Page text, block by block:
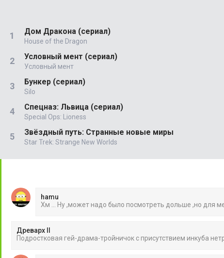
Дом Дракона (сериал)
House of the Dragon
Условный мент (сериал)
Условный мент
Бункер (сериал)
Silo
Спецназ: Львица (сериал)
Special Ops: Lioness
Звёздный путь: Странные новые миры
Star Trek: Strange New Worlds
hamu
Хм ... Ну ,может надо было посмотреть дольше ,но для
Древарх II
Подростковая гей-драма-тройничок с присутствием инкуба